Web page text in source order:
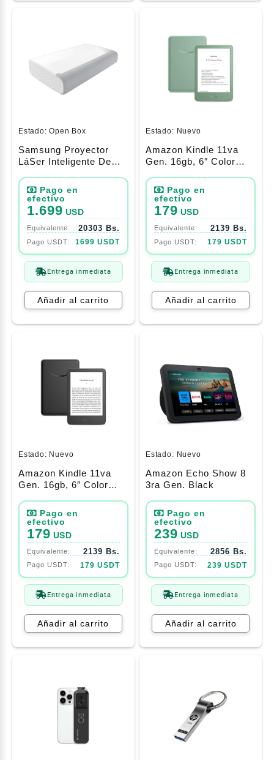
Estado:Open Box
Samsung Proyector
LáSer Inteligente De
Alcance Ultra Corto 4k
Uhd Para Cine En
Casa, Hdr, Sistema De
Sonido Envolvente De
2.2 Ch (Sp-Lsp7tfaxza)
1.699 USD
20303 Bs.
1699 USDT
Entrega inmediata
Añadir al carrito
Estado: Nuevo
Amazon Kindle 11va
Gen. 16gb, 6″ Color
179 USD
2139 Bs.
179 USDT
Entrega inmediata
Añadir al carrito
Estado: Nuevo
Amazon Kindle 11va
Gen. 16gb, 6″ Color
179 USD
2139 Bs.
179 USDT
Entrega inmediata
Añadir al carrito
Estado: Nuevo
Amazon Echo Show 8
3ra Gen. Black
239 USD
2856 Bs.
239 USDT
Entrega inmediata
Añadir al carrito